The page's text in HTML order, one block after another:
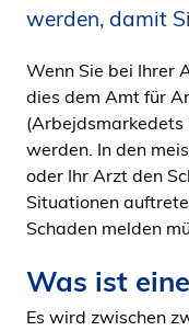
e
werden, damit
Wenn Sie bei Ihrer
dies dem Amt für
(Arbejdsmarkedets
werden. In den
oder Ihr Arzt den
Situationen
Schaden melden
Was ist
Es wird zwischen